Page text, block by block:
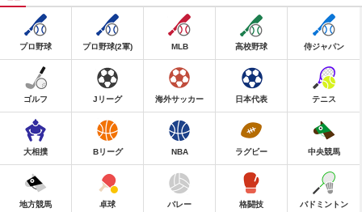
プロ野球 プロ野球(2軍) MLB 高校野球 侍ジャパン
ゴルフ Jリーグ 海外サッカー 日本代表 テニス
大相撲 Bリーグ NBA ラグビー 中央競馬
地方競馬 卓球 バレー 格闘技 バドミントン